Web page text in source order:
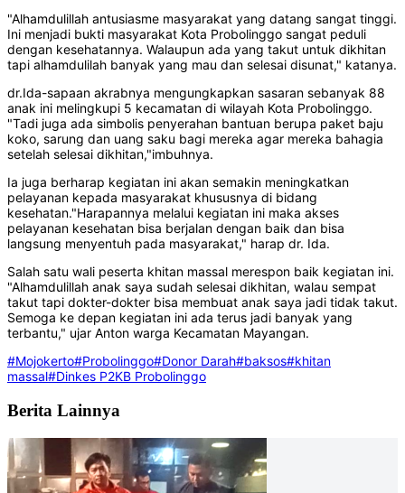
"Alhamdulillah antusiasme masyarakat yang datang sangat tinggi.
Ini menjadi bukti masyarakat Kota Probolinggo sangat peduli
dengan kesehatannya. Walaupun ada yang takut untuk dikhitan
tapi alhamdulilah banyak yang mau dan selesai disunat," katanya.
dr.Ida-sapaan akrabnya mengungkapkan sasaran sebanyak 88
anak ini melingkupi 5 kecamatan di wilayah Kota Probolinggo.
"Tadi juga ada simbolis penyerahan bantuan berupa paket baju
koko, sarung dan uang saku bagi mereka agar mereka bahagia
setelah selesai dikhitan,"imbuhnya.
Ia juga berharap kegiatan ini akan semakin meningkatkan
pelayanan kepada masyarakat khususnya di bidang
kesehatan."Harapannya melalui kegiatan ini maka akses
pelayanan kesehatan bisa berjalan dengan baik dan bisa
langsung menyentuh pada masyarakat," harap dr. Ida.
Salah satu wali peserta khitan massal merespon baik kegiatan ini.
"Alhamdulillah anak saya sudah selesai dikhitan, walau sempat
takut tapi dokter-dokter bisa membuat anak saya jadi tidak takut.
Semoga ke depan kegiatan ini ada terus jadi banyak yang
terbantu," ujar Anton warga Kecamatan Mayangan.
#Mojokerto#Probolinggo#Donor Darah#baksos#khitan
massal#Dinkes P2KB Probolinggo
Berita Lainnya